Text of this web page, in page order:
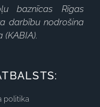
baznīcas Rīgas
darbību nodrošina
politika